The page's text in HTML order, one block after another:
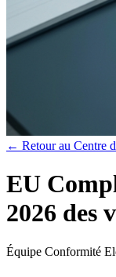
← Retour au Centre
EU
2026 des
Équipe Conformité